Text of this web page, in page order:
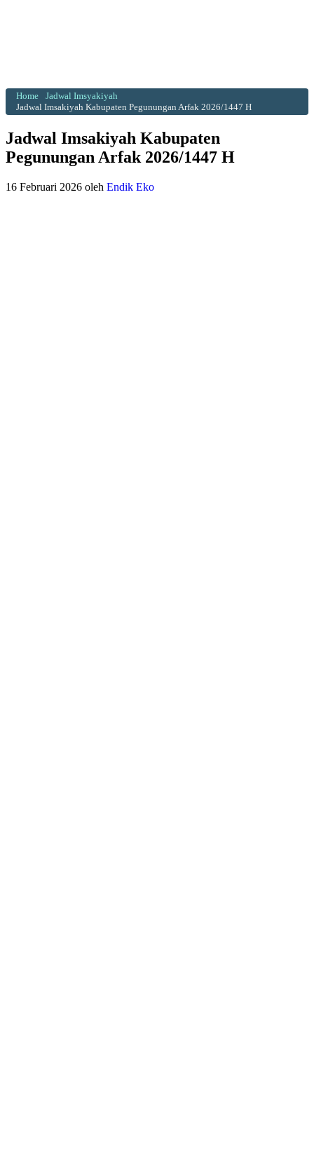
Home
Jadwal Imsyakiyah
Jadwal Imsakiyah Kabupaten Pegunungan Arfak 2026/1447 H
Jadwal Imsakiyah Kabupaten
Pegunungan Arfak 2026/1447 H
16 Februari 2026 oleh Endik Eko